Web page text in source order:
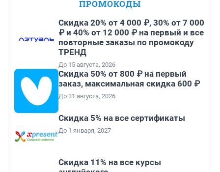
ПРОМОКОДЫ
Скидка 20% от 4 000 ₽, 30% от 7 000
₽ и 40% от 12 000 ₽ на первый и все
повторные заказы по промокоду
ТРЕНД
До 15 августа, 2026
Скидка 50% от 800 ₽ на первый
заказ, максимальная скидка 600 ₽
До 31 августа, 2026
Скидка 5% на все сертификаты
До 1 января, 2027
Скидка 11% на все курсы